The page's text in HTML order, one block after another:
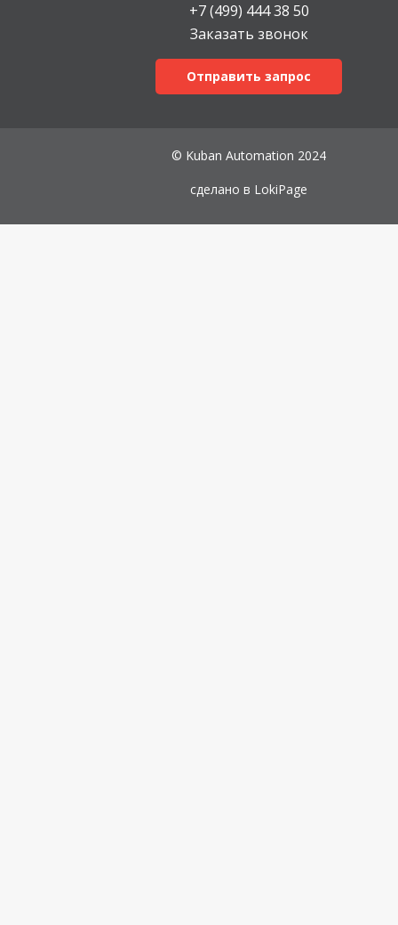
+7 (499) 444 38 50
Заказать звонок
Отправить запрос
© Kuban Automation 2024
сделано в LokiPage